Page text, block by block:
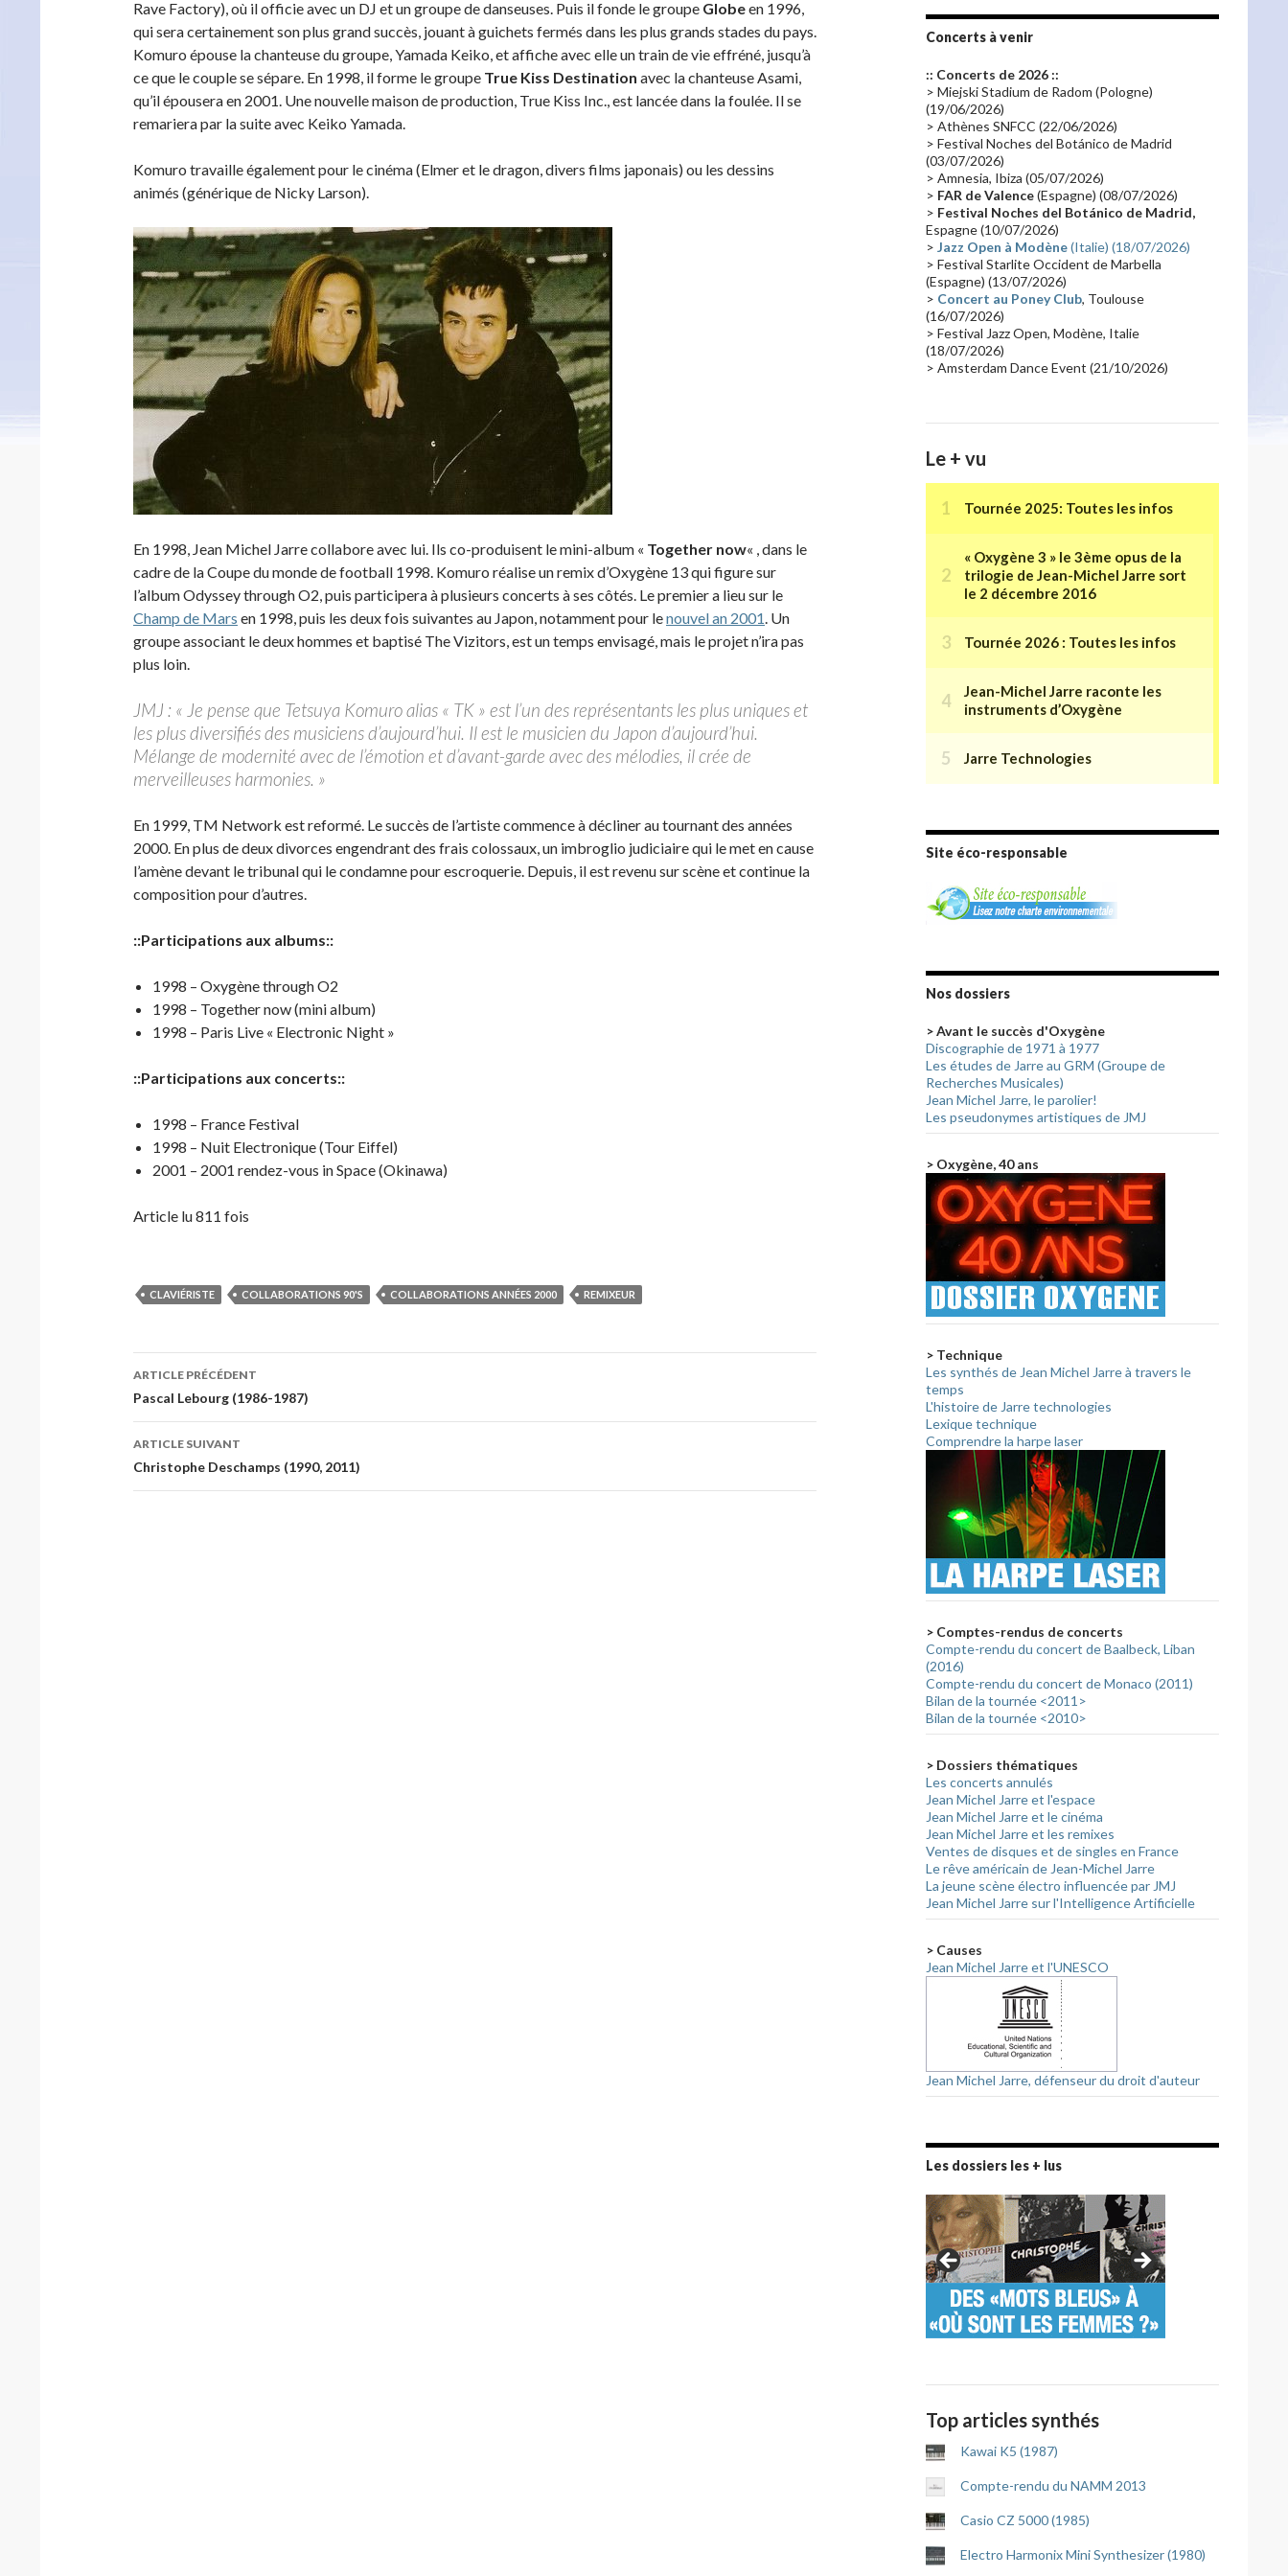
Rave Factory), où il officie avec un DJ et un groupe de danseuses. Puis il fonde le groupe Globeen 1996,
qui sera certainement son plus grand succès, jouant à guichets fermés dans les plus grands stades du pays.
Komuro épouse la chanteuse du groupe, Yamada Keiko, et affiche avec elle un train de vie effréné, jusqu’à
ce que le couple se sépare. En 1998, il forme le groupe True Kiss Destination avec la chanteuse Asami,
qu’il épousera en 2001. Une nouvelle maison de production, True Kiss Inc., est lancée dans la foulée. Il se
remariera par la suite avec Keiko Yamada.
Komuro travaille également pour le cinéma (Elmer et le dragon, divers films japonais) ou les dessins
animés (générique de Nicky Larson).
En 1998, Jean Michel Jarre collabore avec lui. Ils co-produisent le mini-album « Together now« , dans le
cadre de la Coupe du monde de football 1998. Komuro réalise un remix d’Oxygène 13 qui figure sur
l’album Odyssey through O2, puis participera à plusieurs concerts à ses côtés. Le premier a lieu sur le
Champ de Mars en 1998, puis les deux fois suivantes au Japon, notamment pour lenouvel an 2001. Un
groupe associant le deux hommes et baptisé The Vizitors, est un temps envisagé, mais le projet n’ira pas
plus loin.
JMJ : « Je pense que Tetsuya Komuro alias « TK » est l’un des représentants les plus uniques et
les plus diversifiés des musiciens d’aujourd’hui. Il est le musicien du Japon d’aujourd’hui.
Mélange de modernité avec de l’émotion et d’avant-garde avec des mélodies, il crée de
merveilleuses harmonies. »
En 1999, TM Network est reformé. Le succès de l’artiste commence à décliner au tournant des années
2000. En plus de deux divorces engendrant des frais colossaux, un imbroglio judiciaire qui le met en cause
l’amène devant le tribunal qui le condamne pour escroquerie. Depuis, il est revenu sur scène et continue la
composition pour d’autres.
::Participations aux albums::
1998 – Oxygène through O2
1998 – Together now (mini album)
1998 – Paris Live « Electronic Night »
::Participations aux concerts::
1998 – France Festival
1998 – Nuit Electronique (Tour Eiffel)
2001 – 2001 rendez-vous in Space (Okinawa)
Article lu 811 fois
CLAVIÉRISTE COLLABORATIONS 90'S COLLABORATIONS ANNÉES 2000 REMIXEUR
Navigation
des
articles
ARTICLE PRÉCÉDENT
Pascal Lebourg (1986-1987)
ARTICLE SUIVANT
Christophe Deschamps (1990, 2011)
Promo 2019
Emissions 2010 Disques rares
Synthé 70's(20)
Claviériste(19) Groupe de Recherche Musicale
France 2 (18)
Critique(17) Coffret(17) Chronologie(16)
Passages radio(16)
Synthé 80's(16) Les concerts en Chine (16)
Cinéma(16) Houston
Synthé Roland Belgique
Récompense(14) Collaborations 70's(14)
Astronomie(14) France Inter(14)
Concerts à venir
:: Concerts de 2026 ::
> Miejski Stadium de Radom (Pologne)
(19/06/2026)
> Athènes SNFCC (22/06/2026)
> Festival Noches del Botánico de Madrid
(03/07/2026)
> Amnesia, Ibiza (05/07/2026)
> FAR de Valence(Espagne) (08/07/2026)
> Festival Noches del Botánico de Madrid,
Espagne (10/07/2026)
> Jazz Open à Modène(Italie) (18/07/2026)
> Festival Starlite Occident de Marbella
(Espagne) (13/07/2026)
> Concert au Poney Club, Toulouse
(16/07/2026)
> Festival Jazz Open, Modène, Italie
(18/07/2026)
> Amsterdam Dance Event (21/10/2026)
Le + vu
Site éco-responsable
Nos dossiers
> Avant le succès d'Oxygène
Discographie de 1971 à 1977
Les études de Jarre au GRM (Groupe de
Recherches Musicales)
Jean Michel Jarre, le parolier!
Les pseudonymes artistiques de JMJ
> Oxygène, 40 ans
> Technique
Les synthés de Jean Michel Jarre à travers le
temps
L'histoire de Jarre technologies
Lexique technique
Comprendre la harpe laser
> Comptes-rendus de concerts
Compte-rendu du concert de Baalbeck, Liban
(2016)
Compte-rendu du concert de Monaco (2011)
Bilan de la tournée <2011>
Bilan de la tournée <2010>
> Dossiers thématiques
Les concerts annulés
Jean Michel Jarre et l'espace
Jean Michel Jarre et le cinéma
Jean Michel Jarre et les remixes
Ventes de disques et de singles en France
Le rêve américain de Jean-Michel Jarre
La jeune scène électro influencée par JMJ
Jean Michel Jarre sur l'Intelligence Artificielle
> Causes
Jean Michel Jarre et l'UNESCO
Jean Michel Jarre, défenseur du droit d'auteur
Les dossiers les + lus
Top articles synthés
Kawai K5 (1987)
Compte-rendu du NAMM 2013
Casio CZ 5000 (1985)
Electro Harmonix Mini Synthesizer (1980)